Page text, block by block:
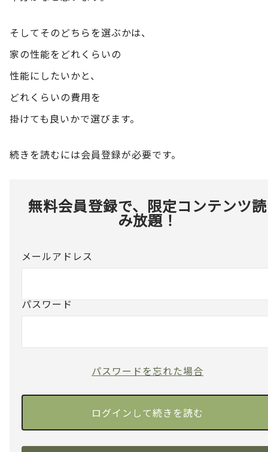
そしてそのどちらを選ぶかは、
家の性能をどれくらいの
性能にしたいかと、
どれくらいの費用を
掛けても良いかで選びます。
続きを読むには会員登録が必要です。
無料会員登録で、限定コンテンツ読
み放題！
メールアドレス
パスワード
パスワードを忘れた場合